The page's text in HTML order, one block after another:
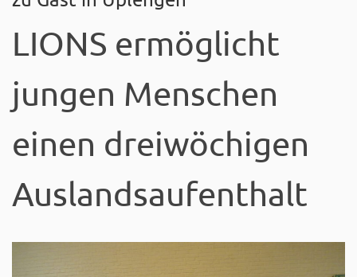
LIONS ermöglicht
jungen Menschen
einen dreiwöchigen
Auslandsaufenthalt